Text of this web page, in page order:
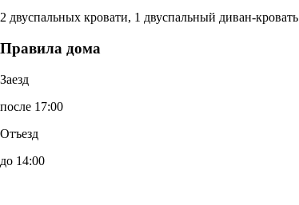
2 двуспальных кровати, 1 двуспальный диван-кровать
Правила дома
Заезд
после 17:00
Отъезд
до 14:00